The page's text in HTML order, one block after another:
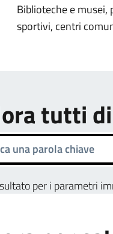
Biblioteche e
sportivi, centri
tutti
per i parametri